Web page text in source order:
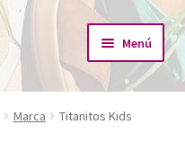
Menú
Marca Titanitos Kids